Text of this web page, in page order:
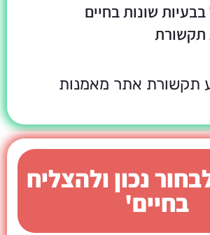
שונות בחיים
תקשורת
נכון ולהצליח
בחיים'